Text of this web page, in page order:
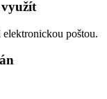
elektronickou poštou.